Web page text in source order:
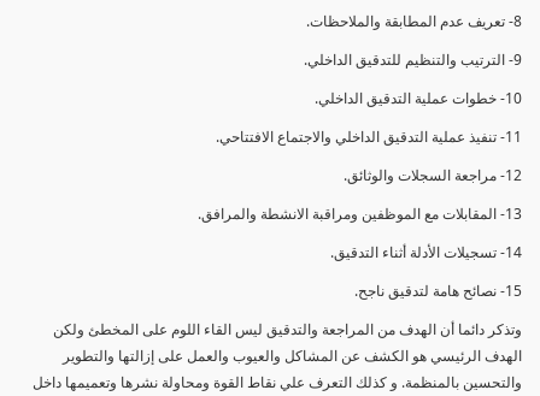
8- تعريف عدم المطابقة والملاحظات.
9- الترتيب والتنظيم للتدقيق الداخلي.
10- خطوات عملية التدقيق الداخلي.
11- تنفيذ عملية التدقيق الداخلي والاجتماع الافتتاحي.
12- مراجعة السجلات والوثائق.
13- المقابلات مع الموظفين ومراقبة الانشطة والمرافق.
14- تسجيلات الأدلة أثناء التدقيق.
15- نصائح هامة لتدقيق ناجح.
وتذكر دائما أن الهدف من المراجعة والتدقيق ليس القاء اللوم على المخطئ ولكن
الهدف الرئيسي هو الكشف عن المشاكل والعيوب والعمل على إزالتها والتطوير
والتحسين بالمنظمة. و كذلك التعرف علي نقاط القوة ومحاولة نشرها وتعميمها داخل